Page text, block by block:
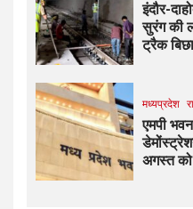
इंदौर-
सुरंग की
ट्रैक
मध्यप्रदेश
एमपी
अगस्त को